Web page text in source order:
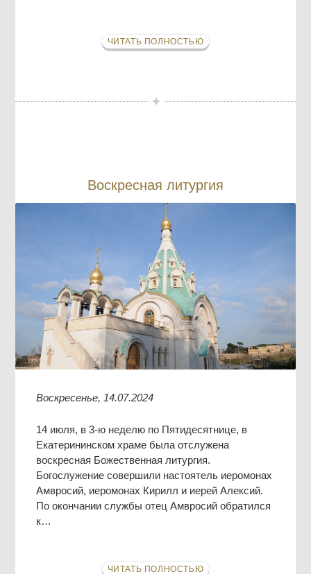
ЧИТАТЬ ПОЛНОСТЬЮ
Воскресная литургия
Воскресенье, 14.07.2024
14 июля, в 3-ю неделю по Пятидесятнице, в
Екатерининском храме была отслужена
воскресная Божественная литургия.
Богослужение совершили настоятель иеромонах
Амвросий, иеромонах Кирилл и иерей Алексий.
По окончании службы отец Амвросий обратился
к…
ЧИТАТЬ ПОЛНОСТЬЮ